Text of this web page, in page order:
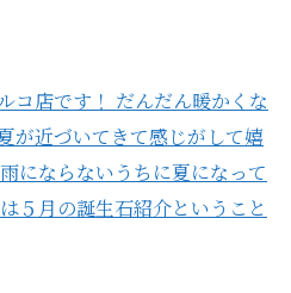
コ店です！ だんだん暖かくな
が近づいてきて感じがして嬉
にならないうちに夏になって
５月の誕生石紹介ということ